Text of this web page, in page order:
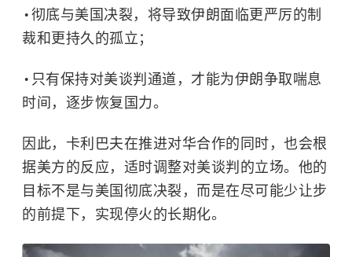
彻底与美国决裂，将导致伊朗面临更严厉的制
裁和更持久的孤立；
只有保持对美谈判通道，才能为伊朗争取喘息
时间，逐步恢复国力。
因此，卡利巴夫在推进对华合作的同时，也会根
据美方的反应，适时调整对美谈判的立场。他的
目标不是与美国彻底决裂，而是在尽可能少让步
的前提下，实现停火的长期化。